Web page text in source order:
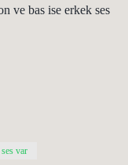
ve bas ise erkek ses
var